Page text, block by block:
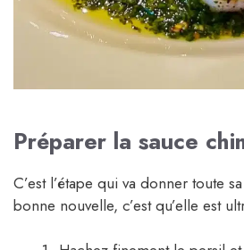
Préparer la sauce
C’est l’étape qui va donner toute
bonne nouvelle, c’est qu’elle est